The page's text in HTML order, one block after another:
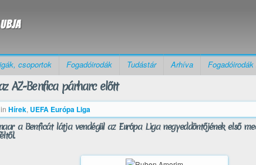
csoportok Fogadóirodák Tudástár Arhíva
AZ-Benfica párharc előtt
in Hírek, UEFA Európa Liga
a Benficát látja vendégül az Európa Liga negyeddöntőjének első